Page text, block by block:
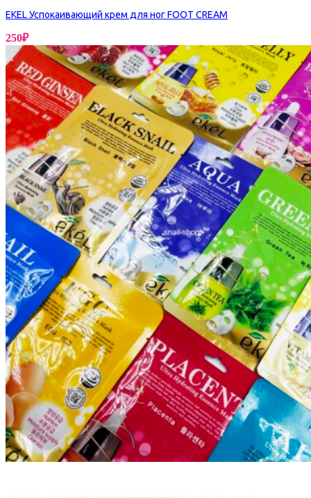
EKEL Успокаивающий крем для ног FOOT CREAM
250₽